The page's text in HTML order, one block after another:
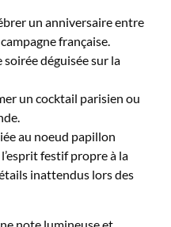
un anniversaire entre
française.
soirée déguisée sur la
un cocktail parisien ou
au noeud papillon
festif propre à la
inattendus lors des